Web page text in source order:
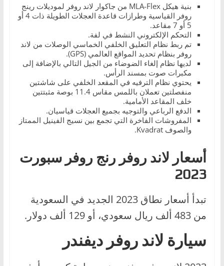
بنية هيكل MLA-Flex من جاكوار لاند روفر لموديلات رينج
روفر القياسية وطرازات قاعدة العجلات الطويلة ذات 4 أو
5 أو 7 مقاعد.
التحكم الإلكتروني النشط في لفة.
تم ربط نظام التعليق الخلفي الخماسي الوصلات من لاند
روفر بنظام تحديد المواقع العالمي (GPS).
لديها نظام إلغاء الضوضاء من الجيل التالي بالإضافة إلى
مكبرات صوت بمسند الرأس.
يحتوي نظام الترفيه في المقعد الخلفي على شاشتين
منفصلتين تعملان باللمس مقاس 11.4 بوصة مثبتتين
خلف المقاعد الأمامية.
الدفع الرباعي والتوجيه بجميع العجلات قياسيان.
المفروشات الفاخرة التي تجمع بين نسيج الفينيل الممتاز
والصوف Kvadrat.
أسعار لاند روفر رنج روفر سبورت
2023
تبدأ أسعار نطاق 2023 الجديد في السعودية
من 483 ألف ريال سعودي، أو 129 ألف دولار.
سيارة لاند روفر ديفندر